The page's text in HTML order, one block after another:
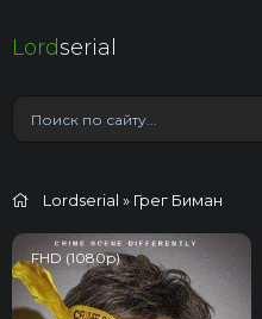
Lordserial
Lordserial » Грег Биман
FHD (1080p)